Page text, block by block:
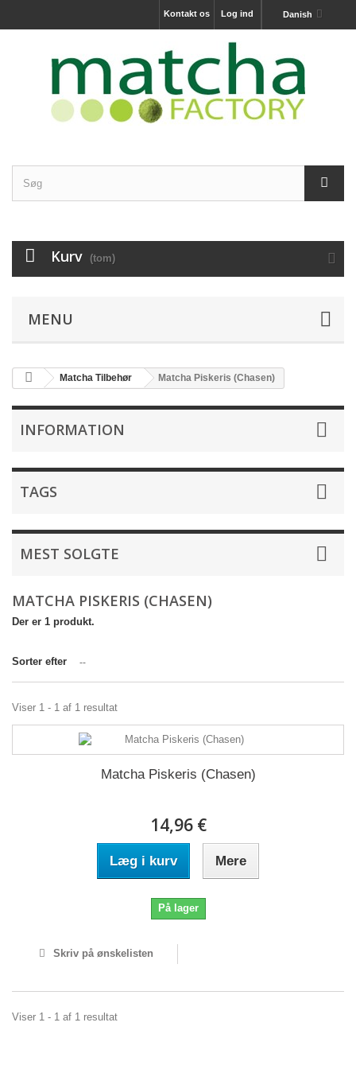
Danish
Log ind
Kontakt os
Kurv (tom)
MENU
Matcha Tilbehør Matcha Piskeris (Chasen)
INFORMATION
TAGS
MEST SOLGTE
MATCHA PISKERIS (CHASEN)
Der er 1 produkt.
Sorter efter --
Viser 1 - 1 af 1 resultat
Matcha Piskeris (Chasen)
14,96 €
Læg i kurv Mere
På lager
Skriv på ønskelisten
Viser 1 - 1 af 1 resultat